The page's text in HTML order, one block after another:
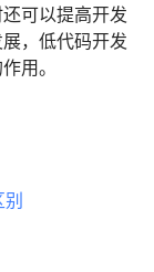
可以提高开发
，低代码开发
用。